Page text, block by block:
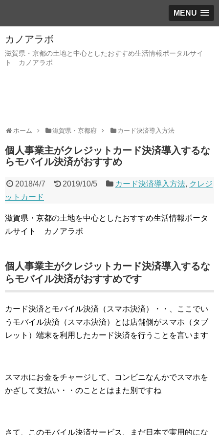
MENU
カノアラボ
滋賀県・京都の土地と中心としたおすすめ生活情報ポータルサイ
ト カノアラボ
ホーム 滋賀県・京都府 カード決済導入方法
個人事業主がクレジットカード決済導入するな
らモバイル決済がおすすめ
2018/4/7 2019/10/5 カード決済導入方法, クレジ
ットカード
滋賀県・京都の土地を中心としたおすすめ生活情報ポータ
ルサイト カノアラボ
個人事業主がクレジットカード決済導入するな
らモバイル決済がおすすめです
カード決済とモバイル決済（スマホ決済）・・、ここでい
うモバイル決済（スマホ決済）とは店舗側がスマホ（タブ
レット）端末を利用したカード決済を行うことを言います
スマホにお金をチャージして、コンビニなんかでスマホを
かざして支払い・・のこととはまた別ですね
さて、このモバイル決済サービス、まだ日本で実用的にな